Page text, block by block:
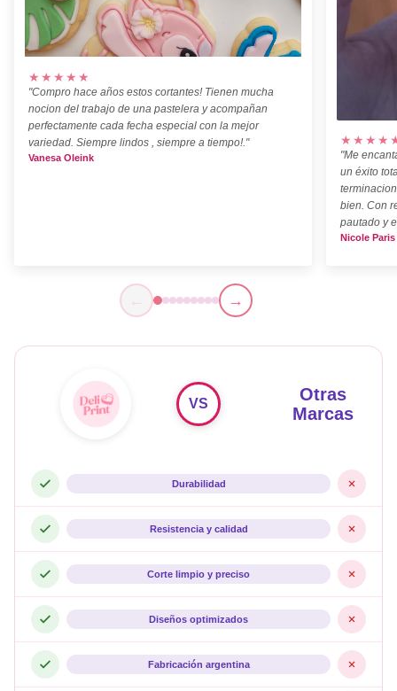
★★★★★
"Compro hace años estos cortantes! Tienen mucha
nocion del trabajo de una pastelera y acompañan
perfectamente cada fecha especial con la mejor
variedad. Siempre lindos , siempre a tiempo!."
Vanesa Oleink
"Me
un éxito
bien. Con
pautado y
Nicole Paris
← →
Otras
Marcas
VS
Durabilidad
Resistencia y calidad
Corte limpio y preciso
Diseños optimizados
Fabricación argentina